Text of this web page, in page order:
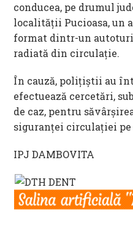
conducea, pe drumul
localității Pucioasa, un
format dintr-un
radiată din circulație.
În cauză, polițiștii au
efectuează cercetări,
de caz, pentru
siguranței circulației
IPJ DAMBOVITA